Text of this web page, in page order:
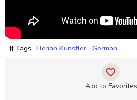
Tags Florian Künstler German
Add to Favorites